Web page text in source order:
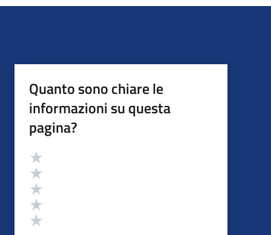
Quanto sono chiare le
informazioni su questa
pagina?
Valutazione